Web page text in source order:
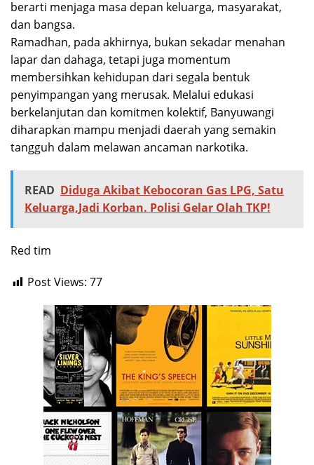
berarti menjaga masa depan keluarga, masyarakat,
dan bangsa.
Ramadhan, pada akhirnya, bukan sekadar menahan
lapar dan dahaga, tetapi juga momentum
membersihkan kehidupan dari segala bentuk
penyimpangan yang merusak. Melalui edukasi
berkelanjutan dan komitmen kolektif, Banyuwangi
diharapkan mampu menjadi daerah yang semakin
tangguh dalam melawan ancaman narkotika.
READ Diduga Akibat Kebocoran Gas LPG, Satu
Keluarga,Jadi Korban. Polisi Gelar Olah TKP!
Red tim
Post Views: 77